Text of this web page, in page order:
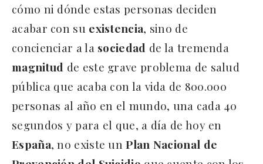
cómo ni dónde estas personas deciden
acabar con su existencia, sino de
concienciar a la sociedad de la tremenda
magnitud de este grave problema de salud
pública que acaba con la vida de 800.000
personas al año en el mundo, una cada 40
segundos y para el que, a día de hoy en
España, no existe unPlan Nacional de